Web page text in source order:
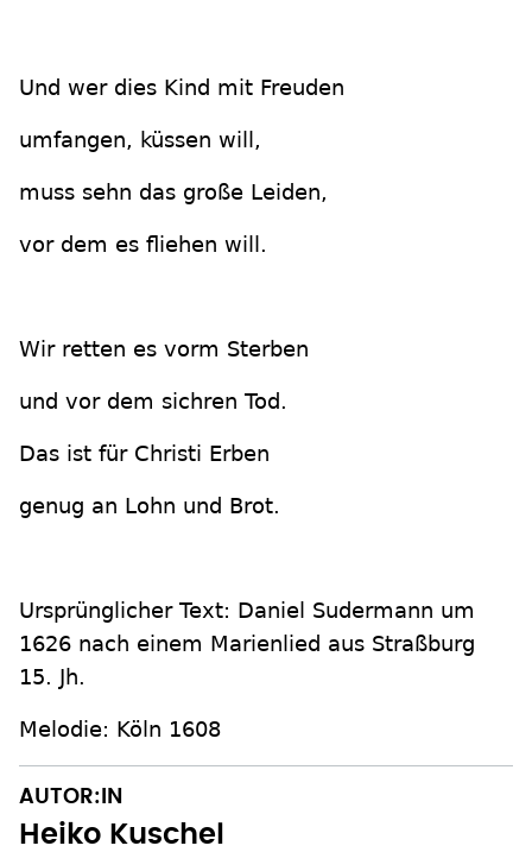
Und wer dies Kind mit Freuden
umfangen, küssen will,
muss sehn das große Leiden,
vor dem es fliehen will.
Wir retten es vorm Sterben
und vor dem sichren Tod.
Das ist für Christi Erben
genug an Lohn und Brot.
Ursprünglicher Text: Daniel Sudermann um
1626 nach einem Marienlied aus Straßburg
15. Jh.
Melodie: Köln 1608
AUTOR:IN
Heiko Kuschel